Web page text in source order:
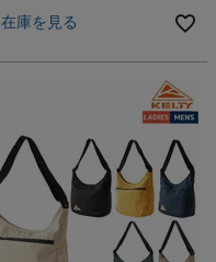
在庫を見る